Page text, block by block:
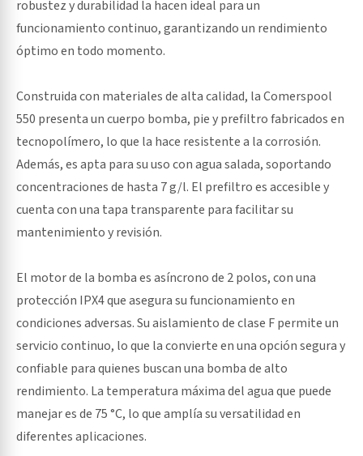
robustez y durabilidad la hacen ideal para un
funcionamiento continuo, garantizando un rendimiento
óptimo en todo momento.
Construida con materiales de alta calidad, la Comerspool
550 presenta un cuerpo bomba, pie y prefiltro fabricados en
tecnopolímero, lo que la hace resistente a la corrosión.
Además, es apta para su uso con agua salada, soportando
concentraciones de hasta 7 g/l. El prefiltro es accesible y
cuenta con una tapa transparente para facilitar su
mantenimiento y revisión.
El motor de la bomba es asíncrono de 2 polos, con una
protección IPX4 que asegura su funcionamiento en
condiciones adversas. Su aislamiento de clase F permite un
servicio continuo, lo que la convierte en una opción segura y
confiable para quienes buscan una bomba de alto
rendimiento. La temperatura máxima del agua que puede
manejar es de 75 °C, lo que amplía su versatilidad en
diferentes aplicaciones.